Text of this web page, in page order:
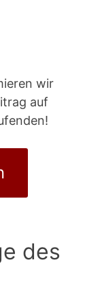
wir
auf
des